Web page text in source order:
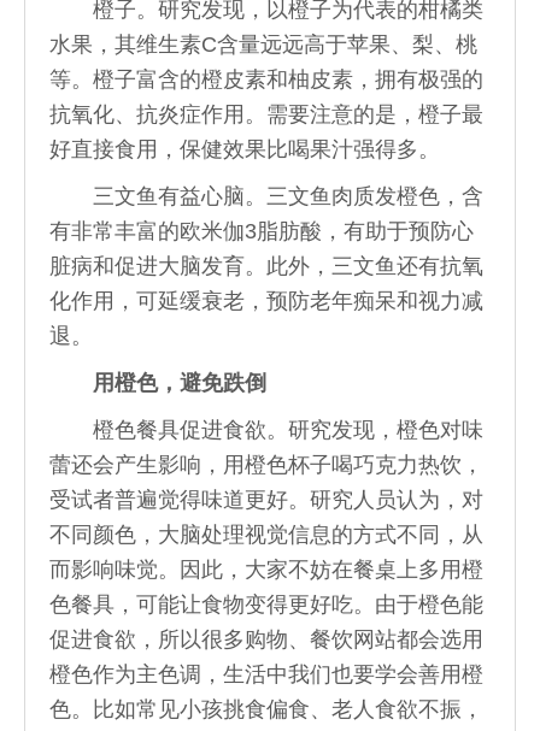
橙子。研究发现，以橙子为代表的柑橘类
水果，其维生素C含量远远高于苹果、梨、桃
等。橙子富含的橙皮素和柚皮素，拥有极强的
抗氧化、抗炎症作用。需要注意的是，橙子最
好直接食用，保健效果比喝果汁强得多。
三文鱼有益心脑。三文鱼肉质发橙色，含
有非常丰富的欧米伽3脂肪酸，有助于预防心
脏病和促进大脑发育。此外，三文鱼还有抗氧
化作用，可延缓衰老，预防老年痴呆和视力减
退。
用橙色，避免跌倒
橙色餐具促进食欲。研究发现，橙色对味
蕾还会产生影响，用橙色杯子喝巧克力热饮，
受试者普遍觉得味道更好。研究人员认为，对
不同颜色，大脑处理视觉信息的方式不同，从
而影响味觉。因此，大家不妨在餐桌上多用橙
色餐具，可能让食物变得更好吃。由于橙色能
促进食欲，所以很多购物、餐饮网站都会选用
橙色作为主色调，生活中我们也要学会善用橙
色。比如常见小孩挑食偏食、老人食欲不振，